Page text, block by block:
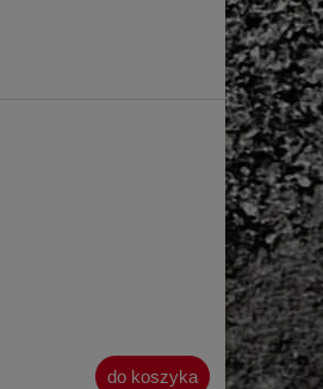
do koszyka